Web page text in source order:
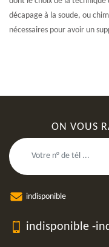
décapage à la soude, ou
nécessaires pour avoir un
ON VOUS
indisponible
indisponible -